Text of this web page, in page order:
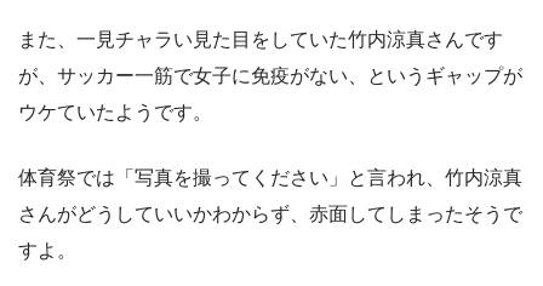
また、一見チャラい見た目をしていた竹内涼真さんです
が、サッカー一筋で女子に免疫がない、というギャップが
ウケていたようです。
体育祭では「写真を撮ってください」と言われ、竹内涼真
さんがどうしていいかわからず、赤面してしまったそうで
すよ。